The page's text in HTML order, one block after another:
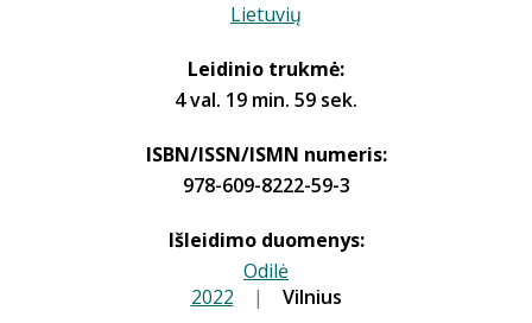
Lietuvių
Leidinio trukmė:
4 val. 19 min. 59 sek.
ISBN/ISSN/ISMN numeris:
978-609-8222-59-3
Išleidimo duomenys:
Odilė
2022 | Vilnius